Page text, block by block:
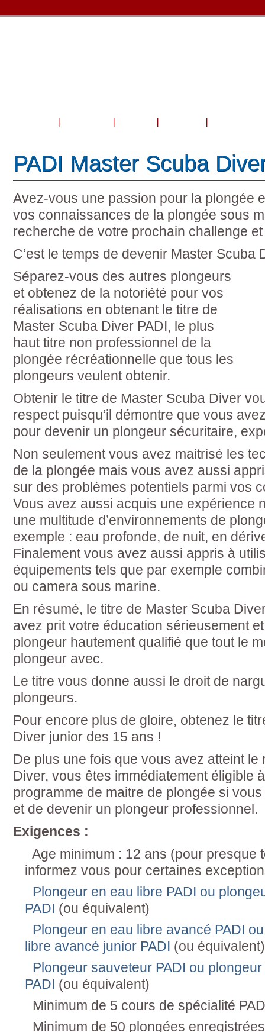
PADI Master Scuba
Avez-vous une passion pour la plongée
vos connaissances de la plongée sous
recherche de votre prochain challenge
C’est le temps de devenir Master Scuba
Séparez-vous des autres plongeurs
et obtenez de la notoriété pour vos
réalisations en obtenant le titre de
Master Scuba Diver PADI, le plus
haut titre non professionnel de la
plongée récréationnelle que tous les
plongeurs veulent obtenir.
Obtenir le titre de Master Scuba Diver
respect puisqu’il démontre que vous
pour devenir un plongeur sécuritaire,
Non seulement vous avez maitrisé les
de la plongée mais vous avez aussi
sur des problèmes potentiels parmi vos
Vous avez aussi acquis une expérience
une multitude d’environnements de
exemple : eau profonde, de nuit, en
Finalement vous avez aussi appris à
équipements tels que par exemple
ou camera sous marine.
En résumé, le titre de Master Scuba
avez prit votre éducation sérieusement
plongeur hautement qualifié que tout le
plongeur avec.
Le titre vous donne aussi le droit de
plongeurs.
Pour encore plus de gloire, obtenez le
Diver junior des 15 ans !
De plus une fois que vous avez atteint le
Diver, vous êtes immédiatement éligible
programme de maitre de plongée si
et de devenir un plongeur professionnel.
Exigences :
Age minimum : 12 ans (pour presque
informez vous pour certaines
Plongeur en eau libre PADI ou
PADI (ou équivalent)
Plongeur en eau libre avancé PADI
libre avancé junior PADI (ou équivalent)
Plongeur sauveteur PADI ou
PADI (ou équivalent)
Minimum de 5 cours de spécialité
Minimum de 50 plongées